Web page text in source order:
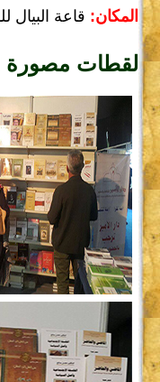
المكان: قاعة
لقطات مصورة